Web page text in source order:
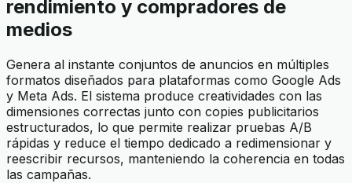
rendimiento y compradores de
medios
Genera al instante conjuntos de anuncios en múltiples
formatos diseñados para plataformas como Google Ads
y Meta Ads. El sistema produce creatividades con las
dimensiones correctas junto con copies publicitarios
estructurados, lo que permite realizar pruebas A/B
rápidas y reduce el tiempo dedicado a redimensionar y
reescribir recursos, manteniendo la coherencia en todas
las campañas.